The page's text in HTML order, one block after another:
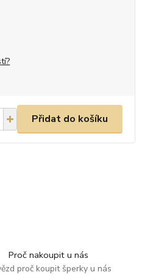
Přidat do košíku
Proč nakoupit u nás
proč koupit šperky u nás